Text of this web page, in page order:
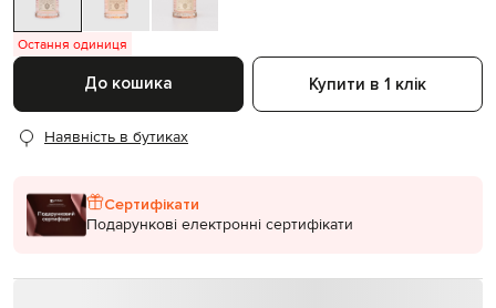
Остання одиниця
До кошика Купити в 1 клік
Наявність в бутиках
Сертифікати
Подарункові електронні сертифікати